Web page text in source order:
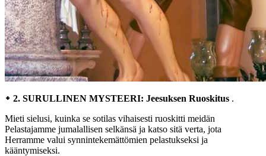
᛭ 2. SURULLINEN MYSTEERI: Jeesuksen Ruoskitus .
Mieti sielusi, kuinka se sotilas vihaisesti ruoskitti meidän
Pelastajamme jumalallisen selkänsä ja katso sitä verta, jota
Herramme valui synnintekemättömien pelastukseksi ja
kääntymiseksi.